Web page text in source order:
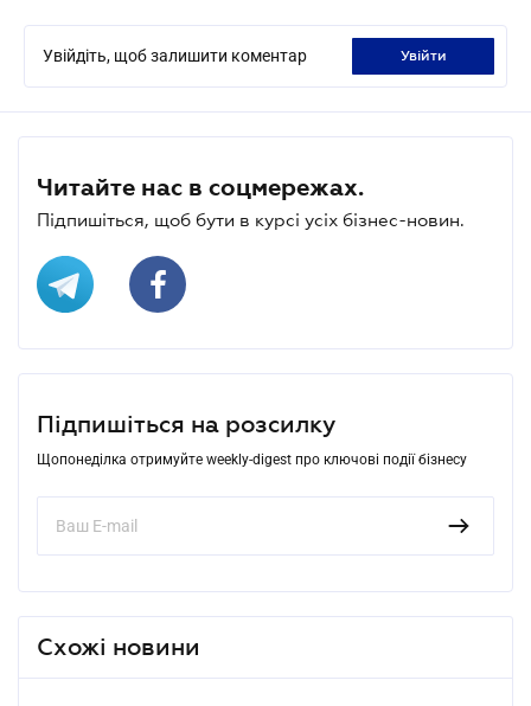
Увійдіть, щоб залишити коментар увійти
Читайте нас в соцмережах.
Підпишіться, щоб бути в курсі усіх бізнес-новин.
Підпишіться на розсилку
Щопонеділка отримуйте weekly-digest про ключові події бізнесу
Схожі новини